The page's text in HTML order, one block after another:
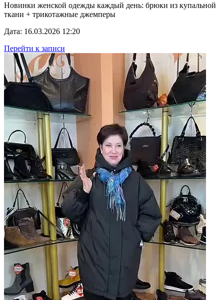
Новинки женской одежды каждый день: брюки из купальной
ткани + трикотажные джемперы
Дата: 16.03.2026 12:20
Перейти к записи